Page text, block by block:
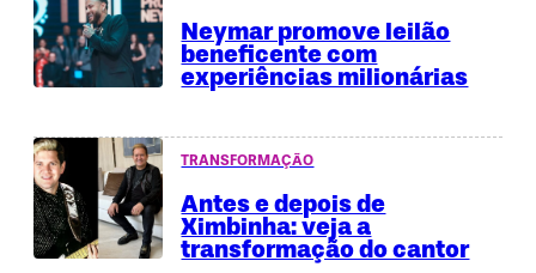
Neymar promove leilão
beneficente com
experiências milionárias
TRANSFORMAÇÃO
Antes e depois de
Ximbinha: veja a
transformação do cantor